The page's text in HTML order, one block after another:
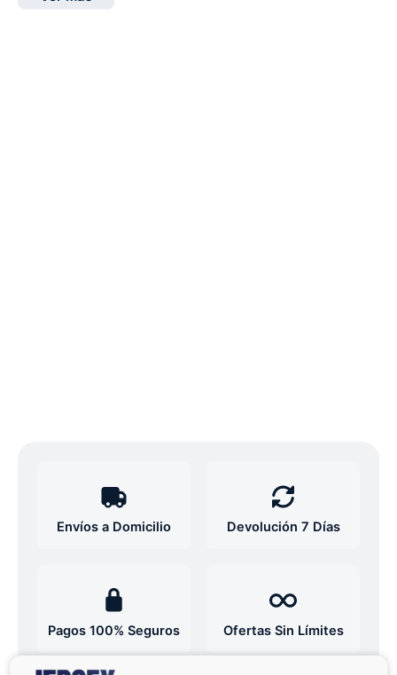
Envíos a Domicilio Devolución 7 Días
Pagos 100% Seguros Ofertas Sin Límites